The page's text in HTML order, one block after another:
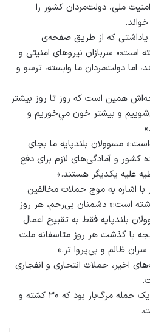
ملی، دولت‌مردان کشور را
یاداشتی که از طریق صفحه‌ی
است:« سربازان نيروهاى امنيتى و
اما دولت‌مردان ما وابسته، ترسو و
همين است كه روز تا روز بيشتر
و بيشتر خون مي‌خوريم و
مسوولان بلندپایه ما بجای
كشور و آمادگى‌هاى لازم براى دفع
عليه یکديگر هستند.»
اشاره به موج حملات مخالفین
است:« دشمنان بی‌رحم، هر روز
بلندپایه فقط به تقبيح اعمال
با گذشت هر روز متاسفانه ملت
ظالم و بی‌پروا تر.»
اخیر، حملات انتحاری و انفجاری
روز گذشته نیز، شهر کابل گواه یک حمله مرگ‌بار بود که ۳۰ کشته و